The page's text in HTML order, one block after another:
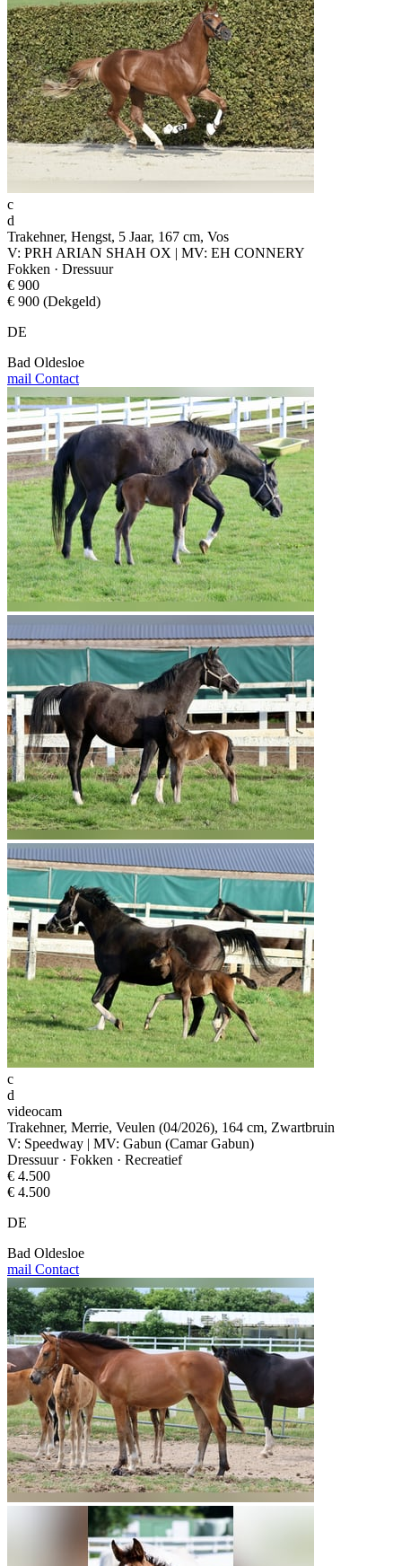
c
d
Trakehner, Hengst, 5 Jaar, 167 cm, Vos
V: PRH ARIAN SHAH OX | MV: EH CONNERY
Fokken · Dressuur
€ 900
€ 900 (Dekgeld)
DE
Bad Oldesloe
mail Contact
c
d
videocam
Trakehner, Merrie, Veulen (04/2026), 164 cm, Zwartbruin
V: Speedway | MV: Gabun (Camar Gabun)
Dressuur · Fokken · Recreatief
€ 4.500
€ 4.500
DE
Bad Oldesloe
mail Contact